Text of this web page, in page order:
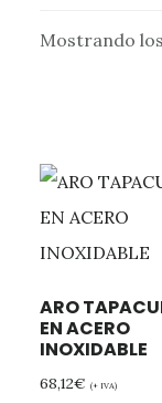
Mostrando
ARO
EN ACERO
INOXIDABLE
68,12€ (+ IVA)